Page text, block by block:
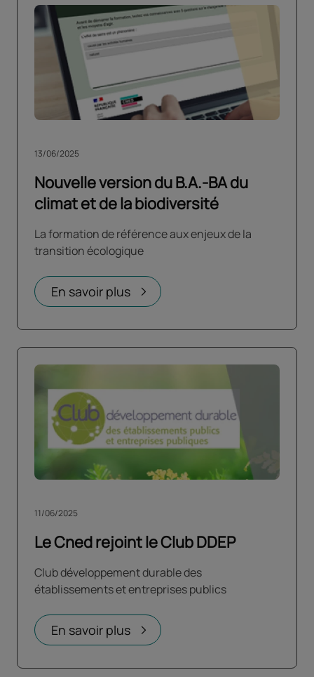
Nouvelle version du B.A.-BA du
climat et de la biodiversité
13/06/2025
La formation de référence aux enjeux de la
transition écologique
En savoir plus
Le Cned rejoint le Club DDEP
11/06/2025
Club développement durable des
établissements et entreprises publics
En savoir plus